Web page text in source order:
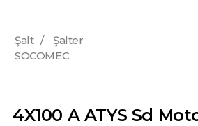
Şalt /
Şalter
SOCOMEC
4X100 A ATYS Sd